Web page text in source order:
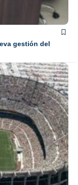
gestión del